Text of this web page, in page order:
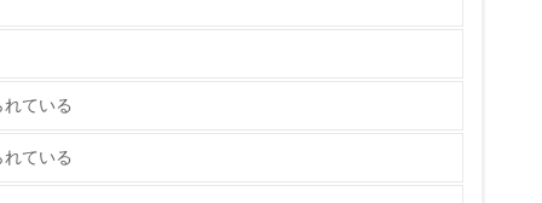
理解し、実践している
ている
ている